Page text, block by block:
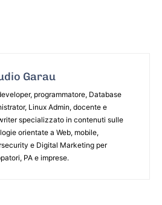
Garau
programmatore, Database
Linux Admin, docente e
specializzato in contenuti sulle
orientate a Web, mobile,
e Digital Marketing per
PA e imprese.